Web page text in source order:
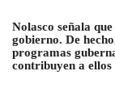
Nolasco señala
gobierno. De
programas
contribuyen a